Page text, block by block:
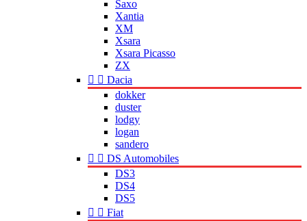
Saxo
Xantia
XM
Xsara
Xsara Picasso
ZX
  Dacia
dokker
duster
lodgy
logan
sandero
  DS Automobiles
DS3
DS4
DS5
  Fiat